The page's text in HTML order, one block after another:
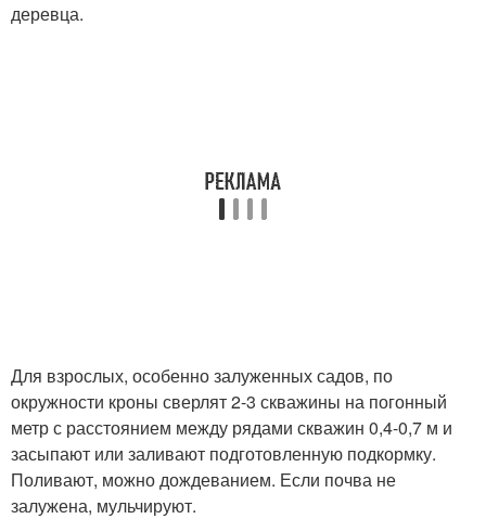
деревца.
Для взрослых, особенно залуженных садов, по
окружности кроны сверлят 2-3 скважины на погонный
метр с расстоянием между рядами скважин 0,4-0,7 м и
засыпают или заливают подготовленную подкормку.
Поливают, можно дождеванием. Если почва не
залужена, мульчируют.